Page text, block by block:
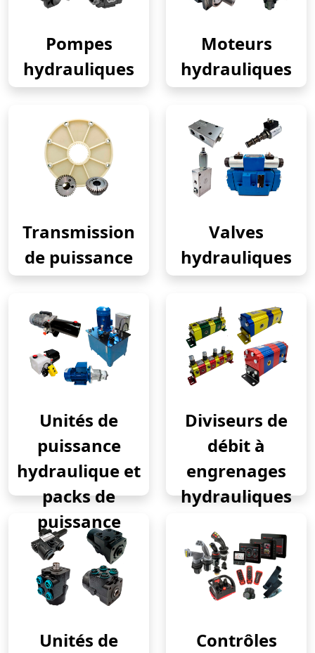
Pompes
hydrauliques
Moteurs
hydrauliques
Transmission
de puissance
Valves
hydrauliques
Unités de
puissance
hydraulique et
packs de
puissance
Diviseurs de
débit à
engrenages
hydrauliques
Unités de
Contrôles